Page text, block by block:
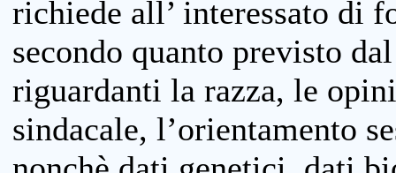
richiede all’ interessato di
secondo quanto previsto
riguardanti la razza, le
sindacale, l’orientamento